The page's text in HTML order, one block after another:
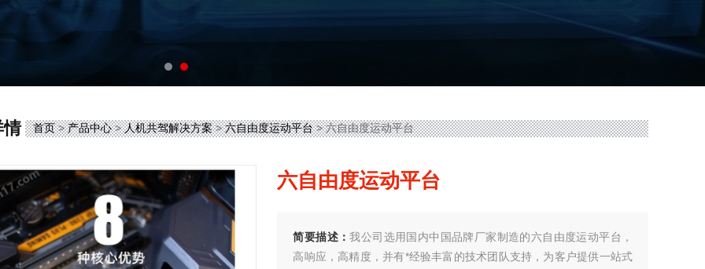
情 首页>产品中心>人机共驾解决方案>六自由度运动平台> 六自由度运动平台
六自由度运动平台
简要描述：我公司选用国内中国品牌厂家制造的六自由度运动平台，
高响应，高精度，并有*经验丰富的技术团队支持，为客户提供一站式